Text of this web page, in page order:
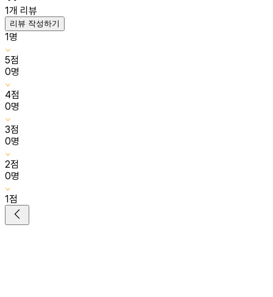
1개 리뷰
리뷰 작성하기
1명
5점
0명
4점
0명
3점
0명
2점
0명
1점